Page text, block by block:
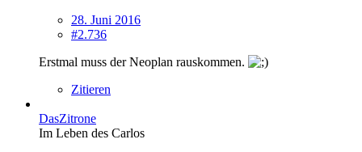
28. Juni 2016
#2.736
Erstmal muss der Neoplan rauskommen.
Zitieren
DasZitrone
Im Leben des Carlos